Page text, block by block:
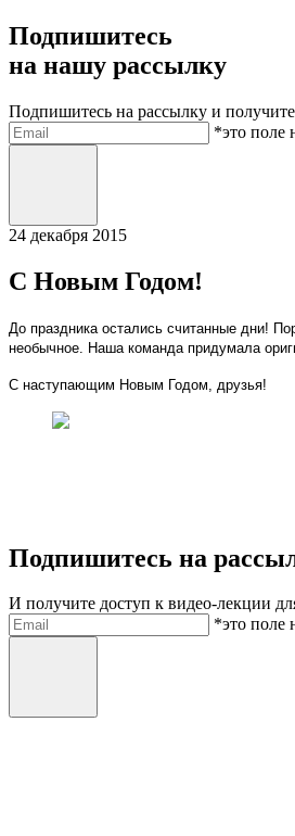
Подпишитесь
на нашу рассылку
Подпишитесь на рассылку и
Электронная почта
*это поле
24 декабря 2015
C Новым Годом!
До праздника остались считанные дни!
необычное. Наша команда придумала
С наступающим Новым Годом, друзья!
Подпишитесь на
И получите доступ к видео-лекции
Электронная почта
*это поле